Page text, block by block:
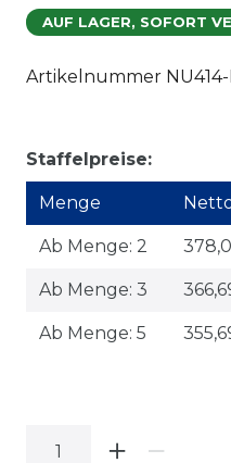
AUF LAGER, SOFORT
Artikelnummer NU414-
Staffelpreise:
Menge
Ab Menge: 2
Ab Menge: 3
Ab Menge: 5